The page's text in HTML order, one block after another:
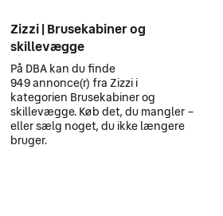
Zizzi | Brusekabiner og
skillevægge
På DBA kan du finde
949 annonce(r) fra Zizzi i
kategorien Brusekabiner og
skillevægge. Køb det, du mangler –
eller sælg noget, du ikke længere
bruger.